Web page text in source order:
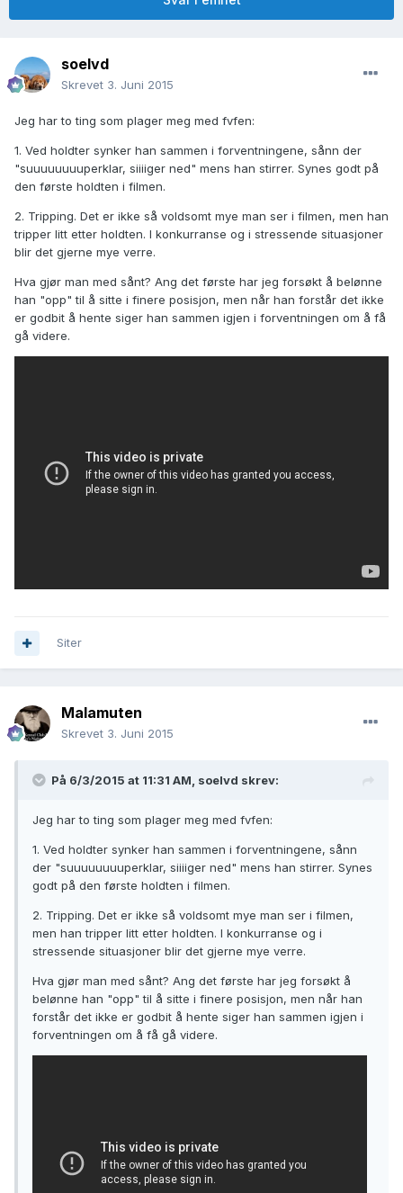
soelvd
Skrevet 3. Juni 2015
Jeg har to ting som plager meg med fvfen:
1. Ved holdter synker han sammen i forventningene, sånn der
"suuuuuuuuperklar, siiiiger ned" mens han stirrer. Synes godt på
den første holdten i filmen.
2. Tripping. Det er ikke så voldsomt mye man ser i filmen, men han
tripper litt etter holdten. I konkurranse og i stressende situasjoner
blir det gjerne mye verre.
Hva gjør man med sånt? Ang det første har jeg forsøkt å belønne
han "opp" til å sitte i finere posisjon, men når han forstår det ikke
er godbit å hente siger han sammen igjen i forventningen om å få
gå videre.
Siter
Malamuten
Skrevet 3. Juni 2015
På 6/3/2015 at 11:31 AM, soelvd skrev:
Jeg har to ting som plager meg med fvfen:
1. Ved holdter synker han sammen i forventningene, sånn
der "suuuuuuuuperklar, siiiiger ned" mens han stirrer. Synes
godt på den første holdten i filmen.
2. Tripping. Det er ikke så voldsomt mye man ser i filmen,
men han tripper litt etter holdten. I konkurranse og i
stressende situasjoner blir det gjerne mye verre.
Hva gjør man med sånt? Ang det første har jeg forsøkt å
belønne han "opp" til å sitte i finere posisjon, men når han
forstår det ikke er godbit å hente siger han sammen igjen i
forventningen om å få gå videre.